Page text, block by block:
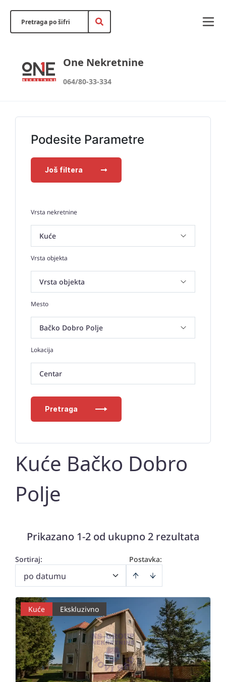
One Nekretnine
064/80-33-334
Podesite Parametre
Još filtera
Vrsta nekretnine
Vrsta objekta
Mesto
Lokacija
Centar
Pretraga
Kuće Bačko Dobro
Polje
Prikazano 1-2 od ukupno 2 rezultata
Postavka:
Sortiraj:
po datumu
Kuće Ekskluzivno